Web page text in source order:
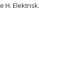
H. Elektrisk.